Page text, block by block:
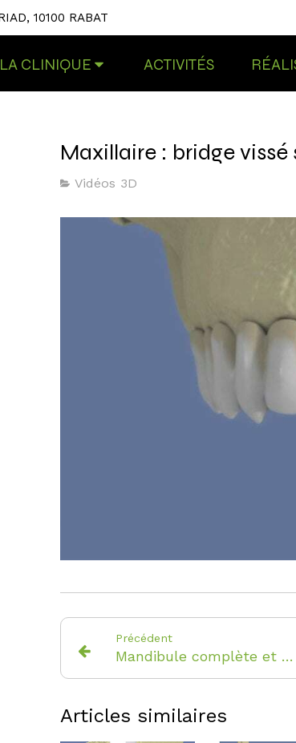
10100 RABAT
LA CLINIQUE ACTIVITÉS
Maxillaire : bridge
Vidéos 3D
Précédent
Mandibule complète et traitement implantaire pour un bridge fixe scellé
Articles similaires